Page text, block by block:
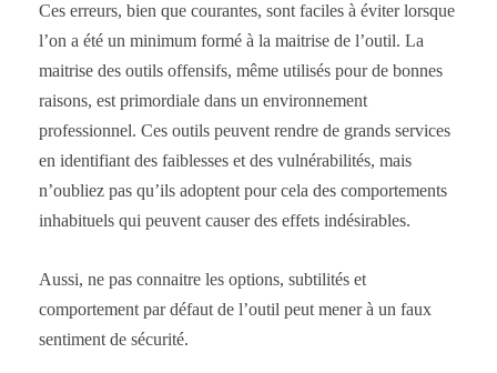
Ces erreurs, bien que courantes, sont faciles à éviter lorsque
l’on a été un minimum formé à la maitrise de l’outil. La
maitrise des outils offensifs, même utilisés pour de bonnes
raisons, est primordiale dans un environnement
professionnel. Ces outils peuvent rendre de grands services
en identifiant des faiblesses et des vulnérabilités, mais
n’oubliez pas qu’ils adoptent pour cela des comportements
inhabituels qui peuvent causer des effets indésirables.
Aussi, ne pas connaitre les options, subtilités et
comportement par défaut de l’outil peut mener à un faux
sentiment de sécurité.